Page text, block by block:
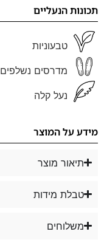
תכונות הנעליים
טבעוניות
מדרסים נשלפים
נעל קלה
מידע על המוצר
תיאור מוצר
טבלת מידות
משלוחים